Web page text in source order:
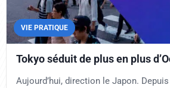
VIE PRATIQUE
Tokyo séduit de plus en plus
Aujourd’hui, direction le Japon.